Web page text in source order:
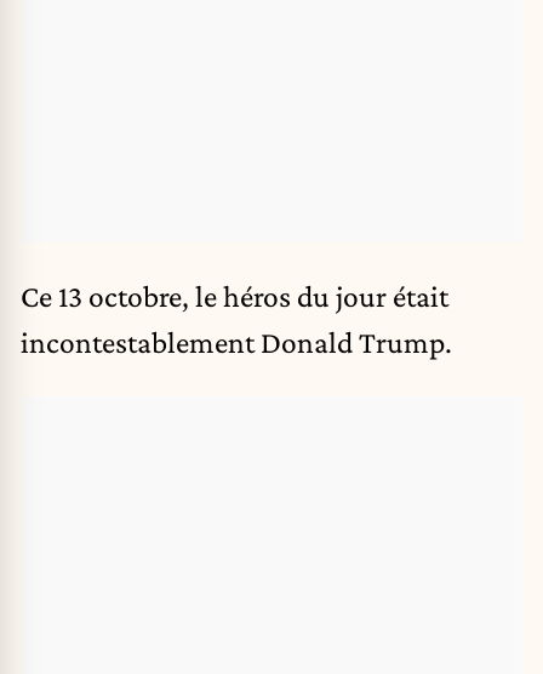
Ce 13 octobre, le héros du jour était
incontestablement Donald Trump.